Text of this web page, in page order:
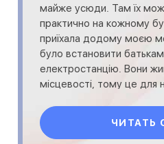
майже усюди. Там їх
практично на кожному
приїхала додому моєю
було встановити
електростанцію. Вони
місцевості, тому це для
ЧИТАТЬ